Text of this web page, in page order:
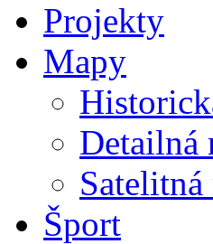
Projekty
Mapy
Detailná
Satelitná
Šport